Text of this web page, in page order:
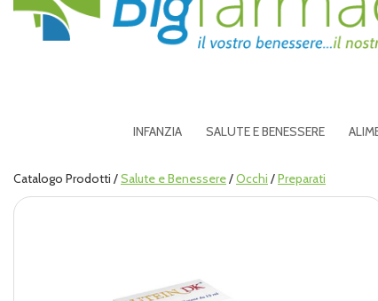
INFANZIA SALUTE E BENESSERE
Catalogo Prodotti /Salute e Benessere/Occhi /Preparati